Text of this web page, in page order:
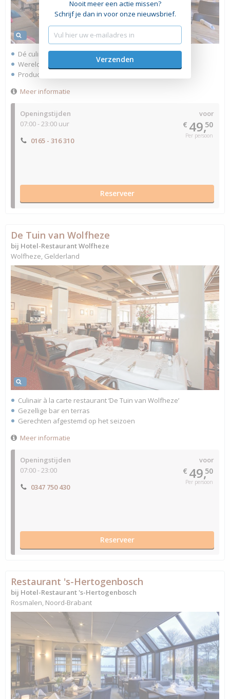
Nooit meer een actie missen?
Schrijf je dan in voor onze nieuwsbrief.
Openingstijden
07:00 - 23:00 uur
voor
€ 49,50
Per persoon
0165 - 316 310
Reserveer
Dé culinaire hotspot in Bosschenhoofd
Wereldse gerechten met eigen draai
Producten uit eigen moestuin
Meer informatie
Openingstijden
07:00 - 23:00
voor
€ 49,50
Per persoon
0347 750 430
Reserveer
De Tuin van Wolfheze
bij Hotel-Restaurant Wolfheze
Wolfheze, Gelderland
Culinair à la carte restaurant ‘De Tuin van Wolfheze’
Gezellige bar en terras
Gerechten afgestemd op het seizoen
Meer informatie
Restaurant 's-Hertogenbosch
bij Hotel-Restaurant 's-Hertogenbosch
Rosmalen, Noord-Brabant